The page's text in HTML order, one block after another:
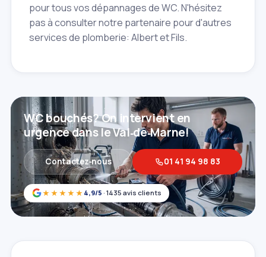
pour tous vos dépannages de WC. N'hésitez
pas à consulter notre partenaire pour d'autres
services de plomberie: Albert et Fils.
★★★★★ 4,9/5 · 1435 avis clients
WC bouchés? On intervient en
urgence dans le Val‑de‑Marne!
Contactez‑nous 01 41 94 98 83